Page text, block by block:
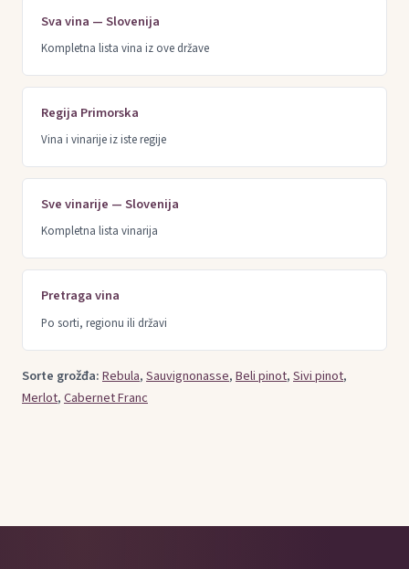
Sva vina — Slovenija
Kompletna lista vina iz ove države
Regija Primorska
Vina i vinarije iz iste regije
Sve vinarije — Slovenija
Kompletna lista vinarija
Pretraga vina
Po sorti, regionu ili državi
Sorte grožđa:Rebula,Sauvignonasse,Beli pinot,Sivi pinot,
Merlot,Cabernet Franc